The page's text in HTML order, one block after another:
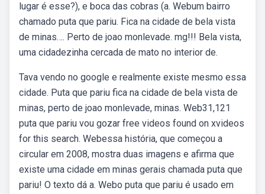
lugar é esse?), e boca das cobras (a. Webum bairro
chamado puta que pariu. Fica na cidade de bela vista
de minas…. Perto de joao monlevade. mg!!! Bela vista,
uma cidadezinha cercada de mato no interior de.
Tava vendo no google e realmente existe mesmo essa
cidade. Puta que pariu fica na cidade de bela vista de
minas, perto de joao monlevade, minas. Web31,121
puta que pariu vou gozar free videos found on xvideos
for this search. Webessa história, que começou a
circular em 2008, mostra duas imagens e afirma que
existe uma cidade em minas gerais chamada puta que
pariu! O texto dá a. Webo puta que pariu é usado em